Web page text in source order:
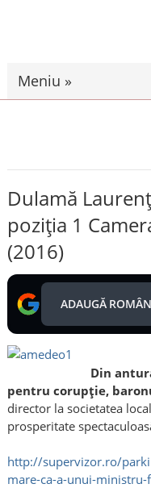
Meniu »
Dulamă
poziția 1
(2016)
ADAUGĂ
Din
pentru corupţie,
director la societatea
prosperitate
http://supervizor.ro/
mare-ca-a-unui-